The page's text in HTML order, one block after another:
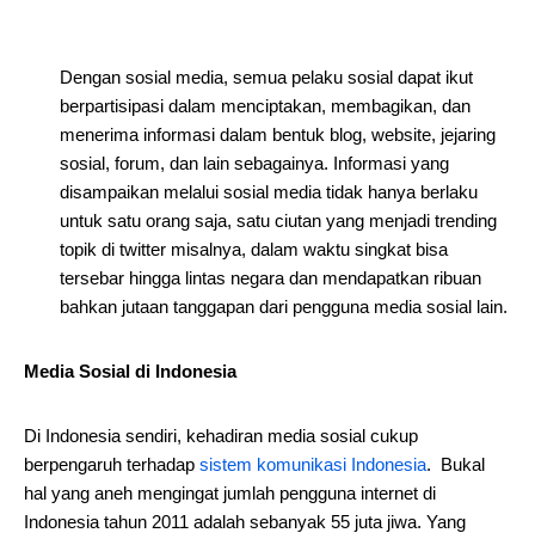
Dengan sosial media, semua pelaku sosial dapat ikut
berpartisipasi dalam menciptakan, membagikan, dan
menerima informasi dalam bentuk blog, website, jejaring
sosial, forum, dan lain sebagainya. Informasi yang
disampaikan melalui sosial media tidak hanya berlaku
untuk satu orang saja, satu ciutan yang menjadi trending
topik di twitter misalnya, dalam waktu singkat bisa
tersebar hingga lintas negara dan mendapatkan ribuan
bahkan jutaan tanggapan dari pengguna media sosial lain.
Media Sosial di Indonesia
Di Indonesia sendiri, kehadiran media sosial cukup
berpengaruh terhadap sistem komunikasi Indonesia. Bukal
hal yang aneh mengingat jumlah pengguna internet di
Indonesia tahun 2011 adalah sebanyak 55 juta jiwa. Yang